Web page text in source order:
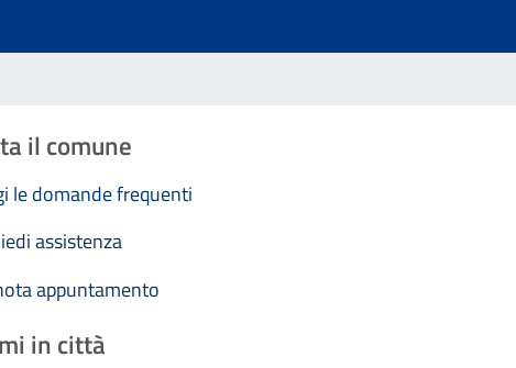
il comune
le domande frequenti
assistenza
appuntamento
in città